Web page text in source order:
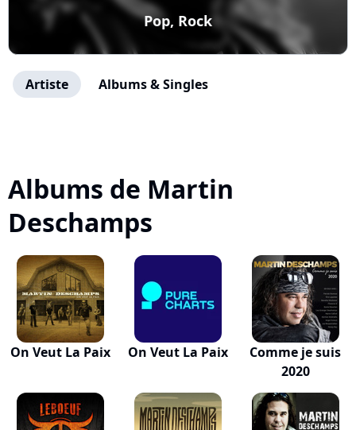
Pop, Rock
Artiste Albums & Singles
Albums de Martin
Deschamps
On Veut La Paix On Veut La Paix
Comme je suis
2020